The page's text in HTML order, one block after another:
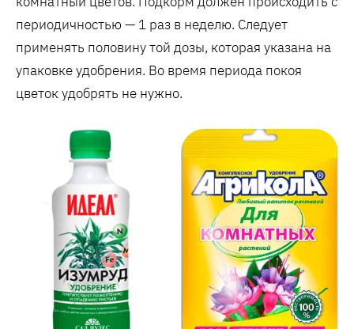
периодичностью — 1 раз в неделю. Следует
применять половину той дозы, которая указана на
упаковке удобрения. Во время периода покоя
цветок удобрять не нужно.